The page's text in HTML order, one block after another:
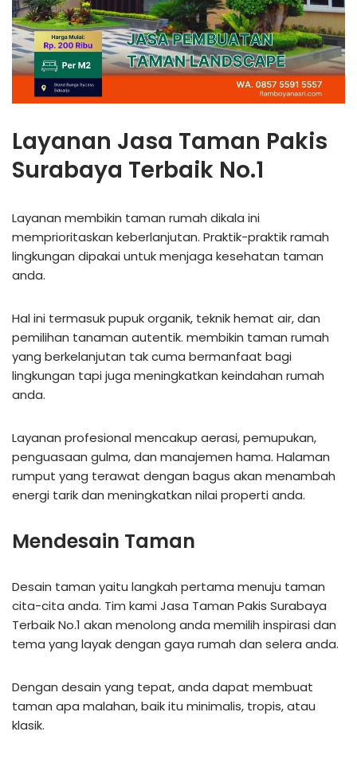
Layanan Jasa Taman Pakis
Surabaya Terbaik No.1
Layanan membikin taman rumah dikala ini
memprioritaskan keberlanjutan. Praktik-praktik ramah
lingkungan dipakai untuk menjaga kesehatan taman
anda.
Hal ini termasuk pupuk organik, teknik hemat air, dan
pemilihan tanaman autentik. membikin taman rumah
yang berkelanjutan tak cuma bermanfaat bagi
lingkungan tapi juga meningkatkan keindahan rumah
anda.
Layanan profesional mencakup aerasi, pemupukan,
penguasaan gulma, dan manajemen hama. Halaman
rumput yang terawat dengan bagus akan menambah
energi tarik dan meningkatkan nilai properti anda.
Mendesain Taman
Desain taman yaitu langkah pertama menuju taman
cita-cita anda. Tim kami Jasa Taman Pakis Surabaya
Terbaik No.1 akan menolong anda memilih inspirasi dan
tema yang layak dengan gaya rumah dan selera anda.
Dengan desain yang tepat, anda dapat membuat
taman apa malahan, baik itu minimalis, tropis, atau
klasik.